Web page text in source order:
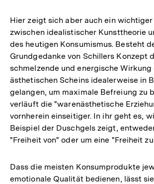
Hier zeigt sich aber auch ein
zwischen idealistischer Kunsttheorie
des heutigen Konsumismus. Besteht
Grundgedanke von Schillers Konzept
schmelzende und energische Wirkung
ästhetischen Scheins idealerweise in
gelangen, um maximale Befreiung zu
verläuft die "warenästhetische
vornherein einseitiger. In ihr geht es,
Beispiel der Duschgels zeigt,
"Freiheit von" oder um eine "Freiheit
Dass die meisten Konsumprodukte
emotionale Qualität bedienen, lässt